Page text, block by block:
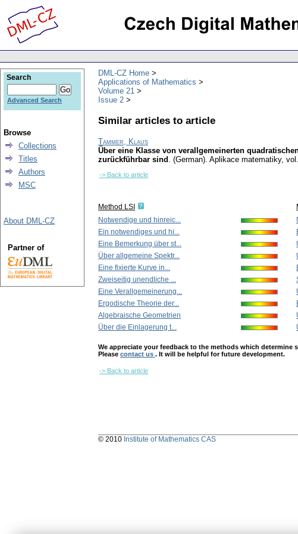
DML-CZ Home
Applications of Mathematics
Volume 21
Issue 2
Similar articles to article
Tammer, Klaus
Über eine Klasse von verallgemeinerten
zurückführbar sind . (German). Aplikace matematiky,
-> Back to article
Method LSI
Notwendige und hinreic...
Ein notwendiges und hi...
Eine Bemerkung über st...
Über allgemeine Spektr...
Eine fixierte Kurve in...
Zweiseitig unendliche ...
Eine Verallgemeinerung...
Ergodische Theorie der...
Algebraische Geometrien
Über die Einlagerung t...
We appreciate your feedback to the methods which determine
Please contact us . It will be helpful for future development.
-> Back to article
Search
Advanced Search
Browse
Collections
Titles
Authors
MSC
About DML-CZ
Partner of
© 2010 Institute of Mathematics CAS